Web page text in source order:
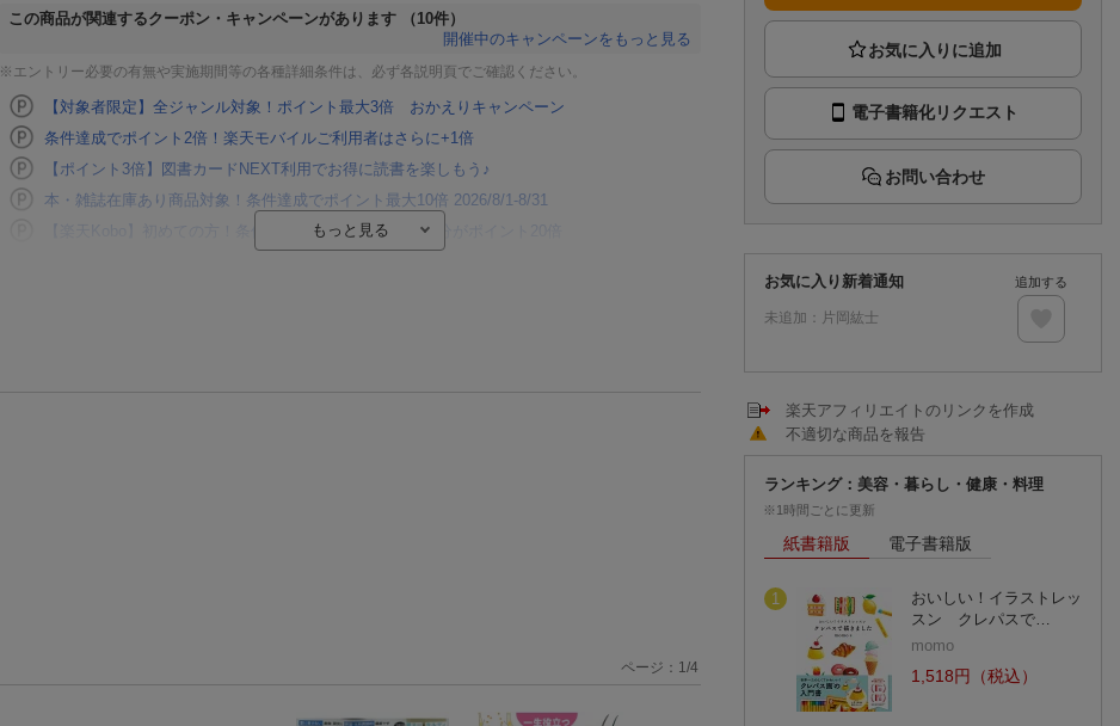
この商品が関連するクーポン・キャンペーンがあります
（10件）
開催中のキャンペーンをもっと見る
※エントリー必要の有無や実施期間等の各種詳細条件は、必ず各説明頁でご確認ください。
【対象者限定】全ジャンル対象！ポイント最大3倍 おかえりキャンペーン
条件達成でポイント2倍！楽天モバイルご利用者はさらに+1倍
【ポイント3倍】図書カードNEXT利用でお得に読書を楽しもう♪
本・雑誌在庫あり商品対象！条件達成でポイント最大10倍 2026/8/1-8/31
【楽天Kobo】初めての方！条件達成で楽天ブックス購入分がポイント20倍
ページ： 1 /4
電子書籍化リクエスト
お問い合わせ
お気に入り新着通知
未追加： 片岡紘士
追加する
楽天アフィリエイトのリンクを作成
不適切な商品を報告
ランキング：美容・暮らし・健康・料理
※1時間ごとに更新
紙書籍版 電子書籍版
1
おいしい！イラストレッ
スン クレパスで…
momo
1,518円（税込）